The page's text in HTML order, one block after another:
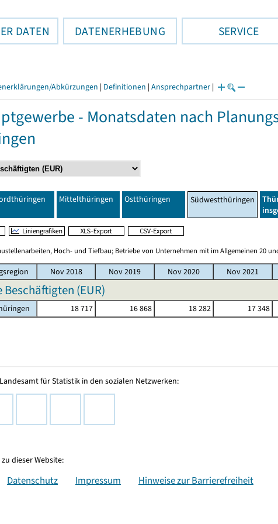
DATEN DATENERHEBUNG SERVICE
Abkürzungen | Definitionen | Ansprechpartner |
- Monatsdaten nach
Mittelthüringen Ostthüringen Südwestthüringen
Hoch- und Tiefbau; Betriebe von Unternehmen mit im Allgemeinen 20
Nov 2018 Nov 2019 Nov 2020 Nov 2021
Beschäftigten (EUR)
18 717 16 868 18 282 17 348
für Statistik in den sozialen Netzwerken:
dieser Website:
Datenschutz Impressum Hinweise zur Barrierefreiheit